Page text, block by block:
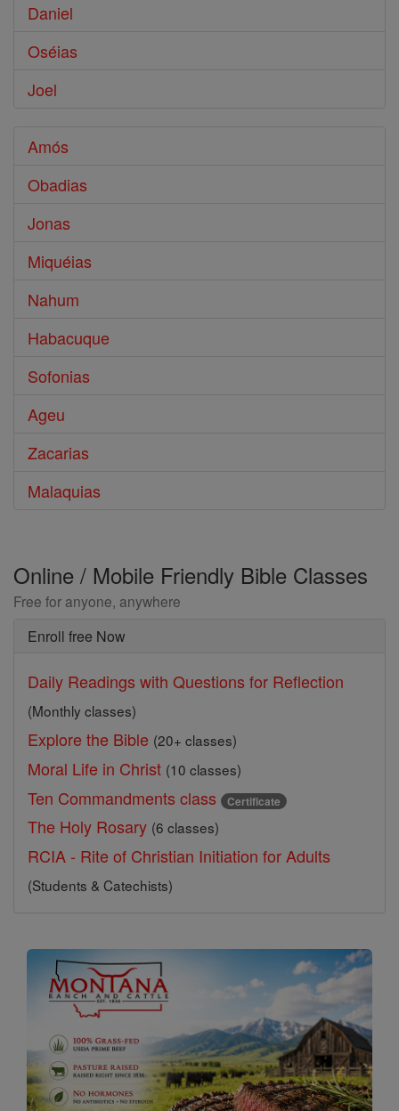
Daniel
Oséias
Joel
Amós
Obadias
Jonas
Miquéias
Nahum
Habacuque
Sofonias
Ageu
Zacarias
Malaquias
Online / Mobile Friendly Bible Classes
Free for anyone, anywhere
Enroll free Now
Daily Readings with Questions for Reflection
(Monthly classes)
Explore the Bible (20+ classes)
Moral Life in Christ (10 classes)
Ten Commandments class Certificate
The Holy Rosary (6 classes)
RCIA - Rite of Christian Initiation for Adults
(Students & Catechists)